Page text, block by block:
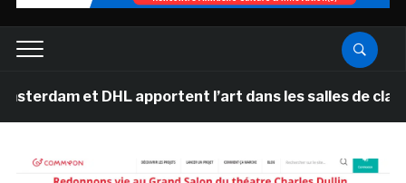
et DHL apportent l’art dans les salles de classe des